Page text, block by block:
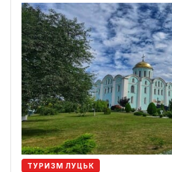
ТУРИЗМ ЛУЦЬК